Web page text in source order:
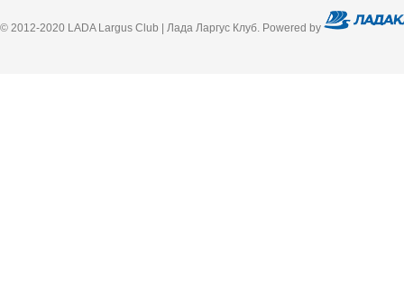
© 2012-2020 LADA Largus Club | Лада Ларгус Клуб. Powered by